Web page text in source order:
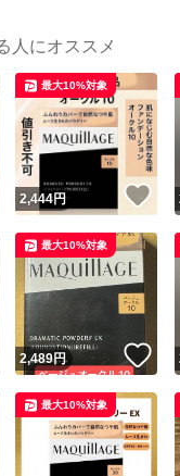
人にオススメ
いいね！
2,444円
最大10%対象
いいね！
2,489円
最大10%対象
最大10%対象